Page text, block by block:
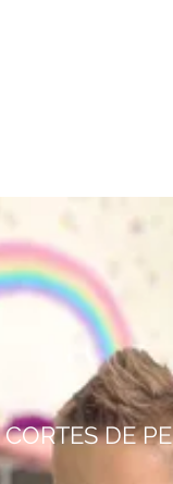
CORTES DE